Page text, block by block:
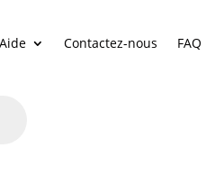
Aide Contactez-nous FAQ